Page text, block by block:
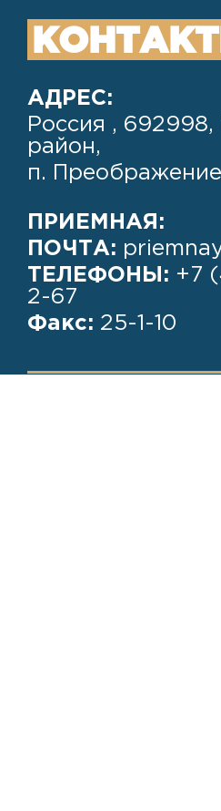
АДРЕС:
Россия ,
район,
п.
ПРИЕМНАЯ:
ПОЧТА:
ТЕЛЕФОНЫ: +7
2-67
Факс: 25-1-10